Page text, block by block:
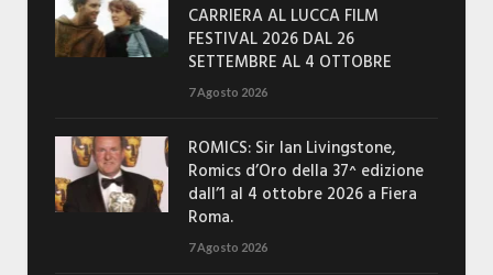
CARRIERA AL LUCCA FILM
FESTIVAL 2026 DAL 26
SETTEMBRE AL 4 OTTOBRE
7 Agosto 2026
ROMICS: Sir Ian Livingstone,
Romics d’Oro della 37^ edizione
dall’1 al 4 ottobre 2026 a Fiera
Roma.
7 Agosto 2026